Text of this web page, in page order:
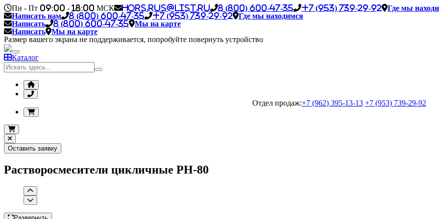
Пн - Пт 09:00 - 18:00 МСК hors.rus@list.ru 8 (800) 600-47-35 +7 (953) 739-29-92
Где мы
Написать нам
8 (800) 600-47-35 +7 (953) 739-29-92
Где мы находимся
Написать
8 (800) 600-47-35
Мы на карте
Написать
Мы на карте
Размер вашего экрана не поддерживается, попробуйте повернуть устройство
Каталог
Отдел продаж:+7 (962) 395-13-13 +7 (953) 739-29-92
Оставить заявку
Растворосмесители цикличные РН-80